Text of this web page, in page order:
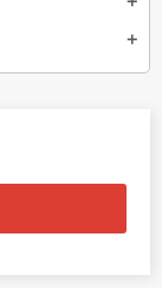
add